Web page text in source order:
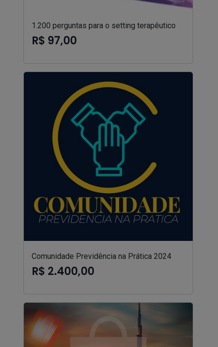
1.200 perguntas para o setting terapêutico
R$ 97,00
Comunidade Previdência na Prática 2024
R$ 2.400,00